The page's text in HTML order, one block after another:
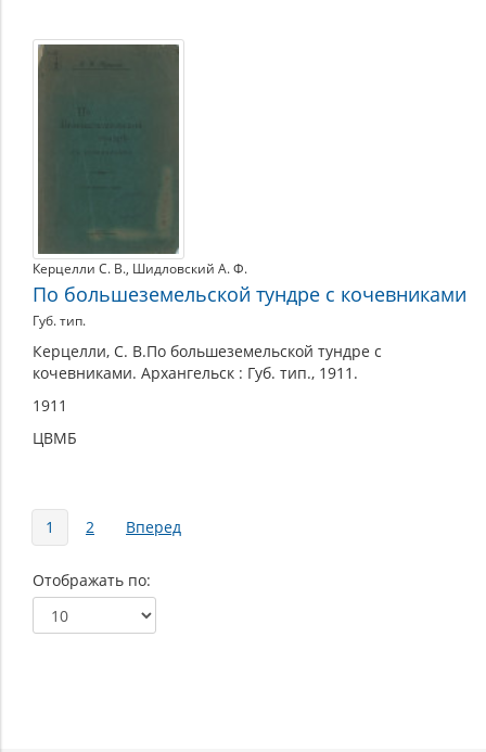
Керцелли С. В., Шидловский А. Ф.
По большеземельской тундре с кочевниками
Губ. тип.
Керцелли, С. В.По большеземельской тундре с
кочевниками. Архангельск : Губ. тип., 1911.
1911
ЦВМБ
Страницы
1 2 Вперед
Отображать по